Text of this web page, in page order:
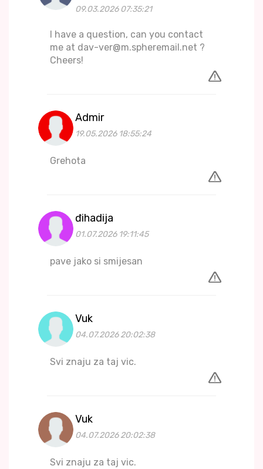
09.03.2026 07:35:21
I have a question, can you contact
me at dav-ver@m.spheremail.net ?
Cheers!
Admir
19.05.2026 18:55:24
Grehota
đihadija
01.07.2026 19:11:45
pave jako si smijesan
Vuk
04.07.2026 20:02:38
Svi znaju za taj vic.
Vuk
04.07.2026 20:02:38
Svi znaju za taj vic.